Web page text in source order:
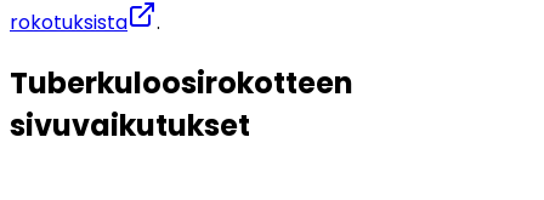
rokotuksista
.
Tuberkuloosirokotteen
sivuvaikutukset